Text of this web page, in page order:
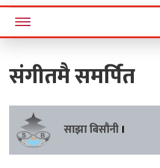
संगीतमै समर्पित
साझा बिसौनी ।